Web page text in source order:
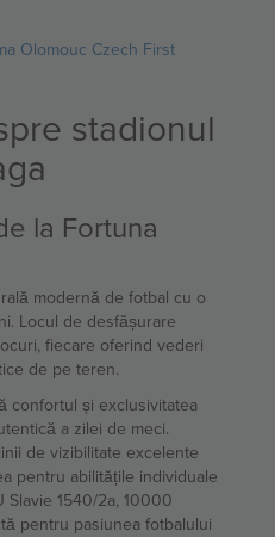
Olomouc Czech First
stadionul
la Fortuna
modernă de fotbal cu o
Locul de desfășurare
fiecare oferind vederi
de pe teren.
confortul și exclusivitatea
a zilei de meci.
de vizibilitate excelente
pentru abilitățile individuale
Slavie 1540/2a, 10000
pentru pasiunea fotbalului